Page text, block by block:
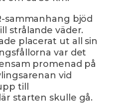
sammanhang bjöd
strålande väder.
placerat ut all sin
var det
promenad på
vid
till
starten skulle gå.